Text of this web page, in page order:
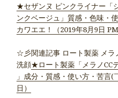
★セザンヌ ピンクライナー「
ンクベージュ」質感・色味・
カワエエ！（2019年8月9日
☆彡関連記事 ロート製薬 メラ
洗顔★ロート製薬「メラノCC
」成分・質感・使い方・苦言(
日）